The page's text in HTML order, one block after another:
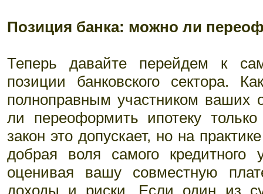
Позиция банка: можно ли
Теперь давайте перейдем к
позиции банковского сектора.
полноправным участником
ли переоформить ипотеку
закон это допускает, но на
добрая воля самого кредитного
оценивая вашу совместную
доходы и риски. Если один из